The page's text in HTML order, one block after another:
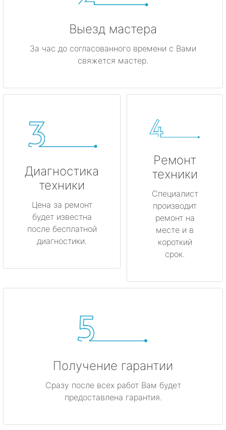
Выезд мастера
За час до согласованного времени с Вами
свяжется мастер.
Диагностика
техники
Цена за ремонт
будет известна
после бесплатной
диагностики.
Ремонт
техники
Специалист
производит
ремонт на
месте и в
короткий
срок.
Получение гарантии
Сразу после всех работ Вам будет
предоставлена гарантия.